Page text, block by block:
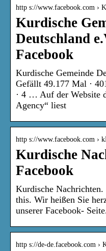
http s://www.facebook.com ›
Kurdische
Deutschland
Facebook
Kurdische Gemeinde
Gefällt 49.177 Mal ·
· 4 … Auf der Website
Agency“ liest
http s://www.facebook.com ›
Kurdische
Facebook
Kurdische
this. Wir heißen Sie
unserer Facebook-
http s://de-de.facebook.com ›